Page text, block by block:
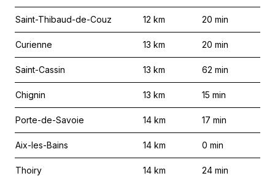
Saint-Thibaud-de-Couz 12 km 20 min
Curienne 13 km 20 min
Saint-Cassin 13 km 62 min
Chignin 13 km 15 min
Porte-de-Savoie 14 km 17 min
Aix-les-Bains 14 km 0 min
Thoiry 14 km 24 min